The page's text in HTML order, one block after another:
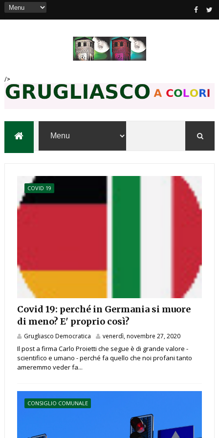
/>
COVID 19
Covid 19: perché in Germania si muore
di meno? E' proprio così?
Grugliasco Democratica venerdì, novembre 27, 2020
Il post a firma Carlo Proietti che segue è di grande valore -
scientifico e umano - perché fa quello che noi profani tanto
ameremmo veder fa...
CONSIGLIO COMUNALE